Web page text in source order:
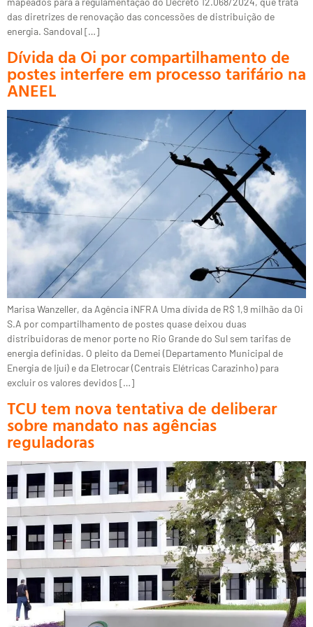
das diretrizes de renovação das concessões de distribuição de
energia. Sandoval […]
Dívida da Oi por compartilhamento de
postes interfere em processo tarifário na
ANEEL
Marisa Wanzeller, da Agência iNFRA Uma dívida de R$ 1,9 milhão da Oi
S.A por compartilhamento de postes quase deixou duas
distribuidoras de menor porte no Rio Grande do Sul sem tarifas de
energia definidas. O pleito da Demei (Departamento Municipal de
Energia de Ijuí) e da Eletrocar (Centrais Elétricas Carazinho) para
excluir os valores devidos […]
TCU tem nova tentativa de deliberar
sobre mandato nas agências
reguladoras